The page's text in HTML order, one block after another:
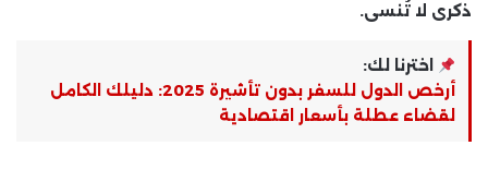
ذكرى لا تُنسى.
اخترنا لك:
أرخص الدول للسفر بدون تأشيرة 2025: دليلك الكامل
لقضاء عطلة بأسعار اقتصادية